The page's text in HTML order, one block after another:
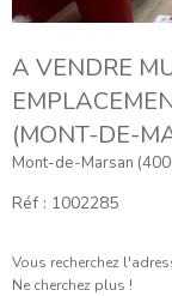
A VENDRE
(MONT-DE-
Mont-de-Marsan
Réf : 1002285
Vous recherchez
Ne cherchez plus !